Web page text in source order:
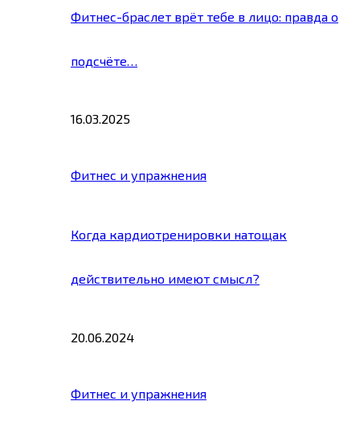
Фитнес-браслет врёт тебе в лицо: правда о
подсчёте…
16.03.2025
Фитнес и упражнения
Когда кардиотренировки натощак
действительно имеют смысл?
20.06.2024
Фитнес и упражнения